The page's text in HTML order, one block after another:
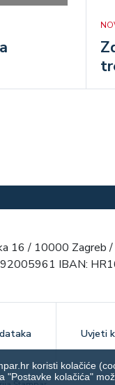
16 / 10000 Zagreb
IBAN:
Uvjeti
koristi kolačiće
kolačića"